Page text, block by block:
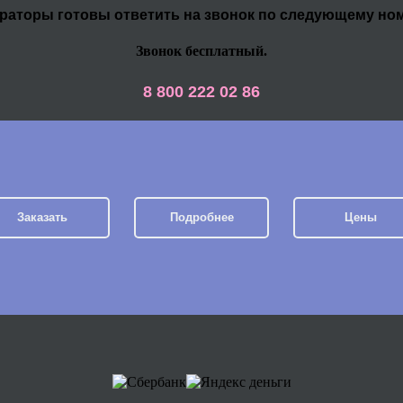
готовы ответить на звонок по следующему
Звонок бесплатный.
8 800 222 02 86
Заказать Подробнее Цены